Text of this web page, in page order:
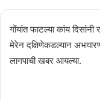
गोंयांत फाटल्या कांय
मेरेन दक्षिणेकडल्यान
लागपाची खबर आयल्या.